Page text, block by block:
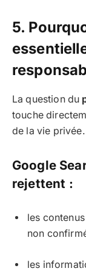
5.
La question du
touche
de la vie privée.
Google
rejettent :
les
non
les